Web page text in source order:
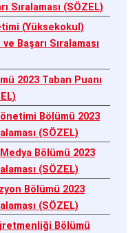
Sıralaması (SÖZEL)
(Yüksekokul)
Başarı Sıralaması
2023 Taban Puanı
Bölümü 2023
(SÖZEL)
Bölümü 2023
(SÖZEL)
Bölümü 2023
(SÖZEL)
Bölümü